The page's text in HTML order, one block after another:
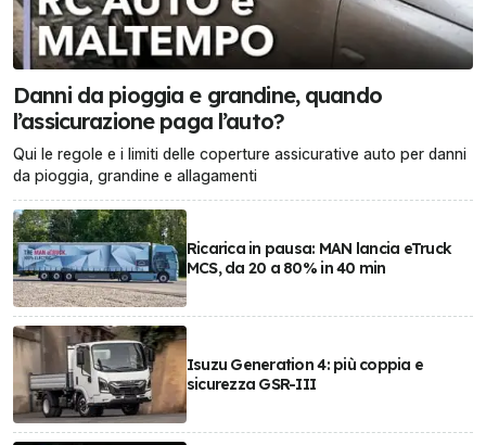
Danni da pioggia e grandine, quando
l’assicurazione paga l’auto?
Qui le regole e i limiti delle coperture assicurative auto per danni
da pioggia, grandine e allagamenti
Ricarica in pausa: MAN lancia eTruck
MCS, da 20 a 80% in 40 min
Isuzu Generation 4: più coppia e
sicurezza GSR-III